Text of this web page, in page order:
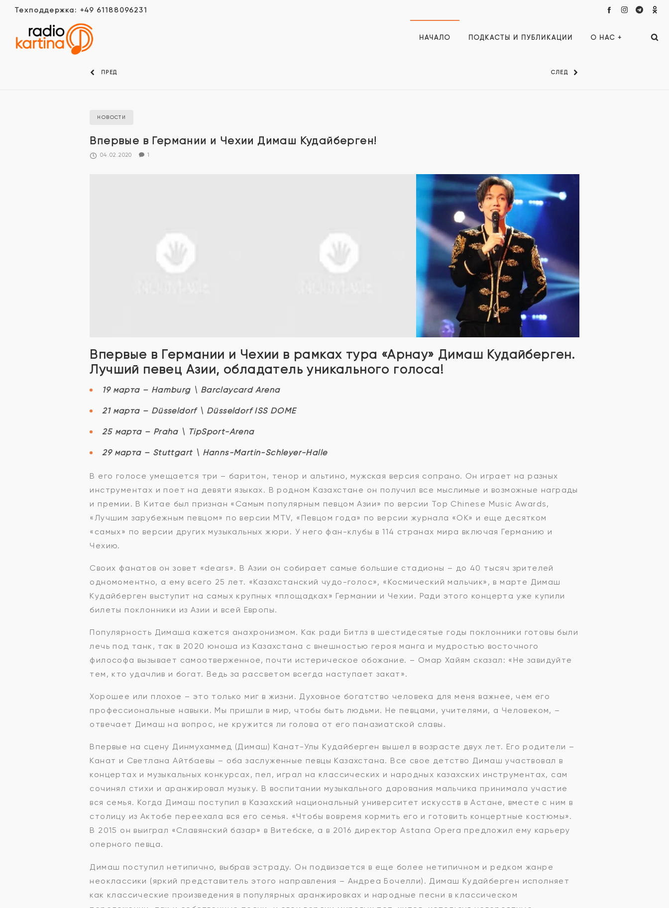
Техподдержка: +49 61188096231
НАЧАЛО ПОДКАСТЫ И ПУБЛИКАЦИИ О НАС +
ПРЕД СЛЕД
НОВОСТИ
Впервые в Германии и Чехии Димаш Кудайберген!
04.02.2020 1
Впервые в Германии и Чехии в рамках тура «Арнау» Димаш Кудайберген.
Лучший певец Азии, обладатель уникального голоса!
19 марта – Hamburg \ Barclaycard Arena
21 марта – Düsseldorf \ Düsseldorf ISS DOME
25 марта – Praha \ TipSport-Arena
29 марта – Stuttgart \ Hanns-Martin-Schleyer-Halle
В его голосе умещается три – баритон, тенор и альтино, мужская версия сопрано. Он играет на разных
инструментах и поет на девяти языках. В родном Казахстане он получил все мыслимые и возможные награды
и премии. В Китае был признан «Самым популярным певцом Азии» по версии Top Chinese Music Awards,
«Лучшим зарубежным певцом» по версии MTV, «Певцом года» по версии журнала «ОК» и еще десятком
«самых» по версии других музыкальных жюри. У него фан-клубы в 114 странах мира включая Германию и
Чехию.
Своих фанатов он зовет «dears». В Азии он собирает самые большие стадионы – до 40 тысяч зрителей
одномоментно, а ему всего 25 лет. «Казахстанский чудо-голос», «Космический мальчик», в марте Димаш
Кудайберген выступит на самых крупных «площадках» Германии и Чехии. Ради этого концерта уже купили
билеты поклонники из Азии и всей Европы.
Популярность Димаша кажется анахронизмом. Как ради Битлз в шестидесятые годы поклонники готовы были
лечь под танк, так в 2020 юноша из Казахстана с внешностью героя манга и мудростью восточного
философа вызывает самоотверженное, почти истерическое обожание. – Омар Хайям сказал: «Не завидуйте
тем, кто удачлив и богат. Ведь за рассветом всегда наступает закат».
Хорошее или плохое – это только миг в жизни. Духовное богатство человека для меня важнее, чем его
профессиональные навыки. Мы пришли в мир, чтобы быть людьми. Не певцами, учителями, а Человеком, –
отвечает Димаш на вопрос, не кружится ли голова от его паназиатской славы.
Впервые на сцену Динмухаммед (Димаш) Канат-Улы Кудайберген вышел в возрасте двух лет. Его родители –
Канат и Светлана Айтбаевы – оба заслуженные певцы Казахстана. Все свое детство Димаш участвовал в
концертах и музыкальных конкурсах, пел, играл на классических и народных казахских инструментах, сам
сочинял стихи и аранжировал музыку. В воспитании музыкального дарования мальчика принимала участие
вся семья. Когда Димаш поступил в Казахский национальный университет искусств в Астане, вместе с ним в
столицу из Актобе переехала вся его семья. «Чтобы вовремя кормить его и готовить концертные костюмы».
В 2015 он выиграл «Славянский базар» в Витебске, а в 2016 директор Astana Opera предложил ему карьеру
оперного певца.
Димаш поступил нетипично, выбрав эстраду. Он подвизается в еще более нетипичном и редком жанре
неоклассики (яркий представитель этого направления – Андреа Бочелли). Димаш Кудайберген исполняет
как классические произведения в популярных аранжировках и народные песни в классическом